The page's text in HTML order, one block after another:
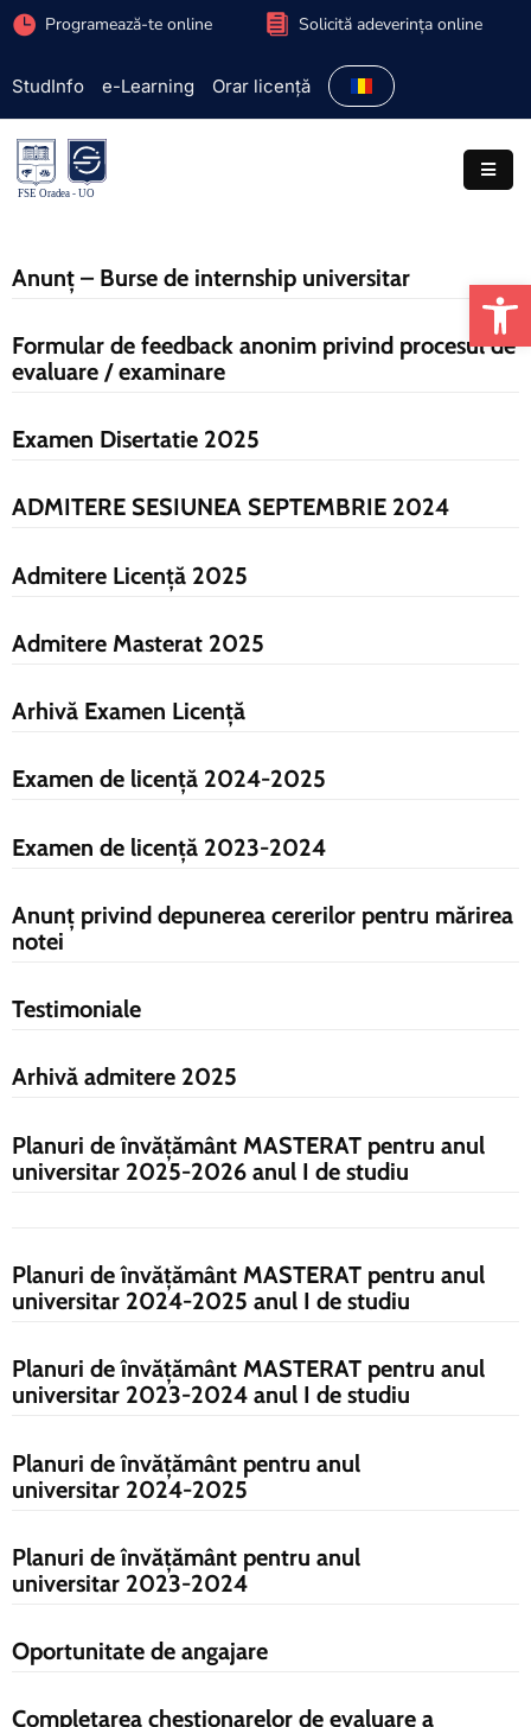
Programează-te online Solicită adeverința online
StudInfo e-Learning Orar licență
Admitere
Studenți
Cercetare
Extracurriculare
Parteneriate
proiecte
Anunț – Burse de internship universitar
Formular de feedback anonim privind procesul de
evaluare / examinare
Examen Disertatie 2025
ADMITERE SESIUNEA SEPTEMBRIE 2024
Admitere Licență 2025
Admitere Masterat 2025
Arhivă Examen Licență
Examen de licență 2024-2025
Examen de licență 2023-2024
Anunț privind depunerea cererilor pentru mărirea
notei
Testimoniale
Arhivă admitere 2025
Planuri de învăţământ MASTERAT pentru anul
universitar 2025-2026 anul I de studiu
Planuri de învăţământ MASTERAT pentru anul
universitar 2024-2025 anul I de studiu
Planuri de învăţământ MASTERAT pentru anul
universitar 2023-2024 anul I de studiu
Planuri de învăţământ pentru anul
universitar 2024-2025
Planuri de învăţământ pentru anul
universitar 2023-2024
Oportunitate de angajare
Completarea chestionarelor de evaluare a